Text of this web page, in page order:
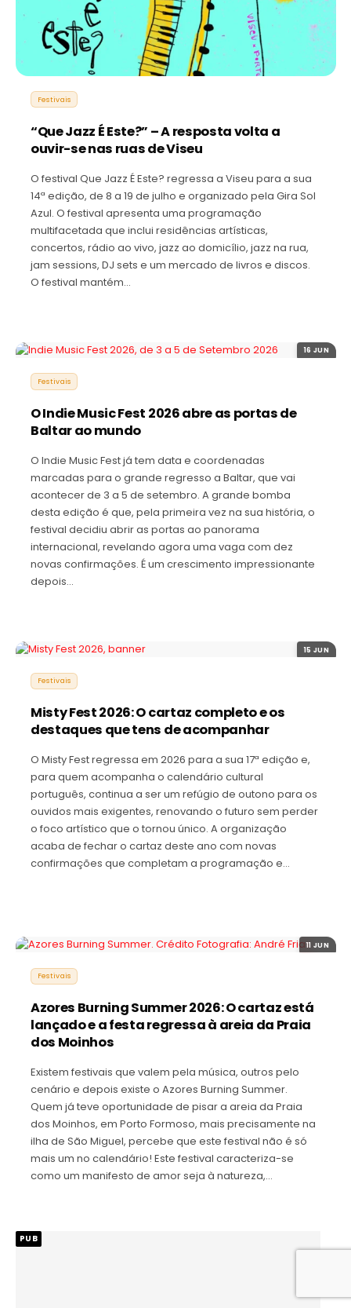
Festivais
“Que Jazz É Este?” – A resposta volta a
ouvir-se nas ruas de Viseu
O festival Que Jazz É Este? regressa a Viseu para a sua
14ª edição, de 8 a 19 de julho e organizado pela Gira Sol
Azul. O festival apresenta uma programação
multifacetada que inclui residências artísticas,
concertos, rádio ao vivo, jazz ao domicílio, jazz na rua,
jam sessions, DJ sets e um mercado de livros e discos.
O festival mantém…
16 JUN
Festivais
O Indie Music Fest 2026 abre as portas de
Baltar ao mundo
O Indie Music Fest já tem data e coordenadas
marcadas para o grande regresso a Baltar, que vai
acontecer de 3 a 5 de setembro. A grande bomba
desta edição é que, pela primeira vez na sua história, o
festival decidiu abrir as portas ao panorama
internacional, revelando agora uma vaga com dez
novas confirmações. É um crescimento impressionante
depois…
15 JUN
Festivais
Misty Fest 2026: O cartaz completo e os
destaques que tens de acompanhar
O Misty Fest regressa em 2026 para a sua 17ª edição e,
para quem acompanha o calendário cultural
português, continua a ser um refúgio de outono para os
ouvidos mais exigentes, renovando o futuro sem perder
o foco artístico que o tornou único. A organização
acaba de fechar o cartaz deste ano com novas
confirmações que completam a programação e…
11 JUN
Festivais
Azores Burning Summer 2026: O cartaz está
lançado e a festa regressa à areia da Praia
dos Moinhos
Existem festivais que valem pela música, outros pelo
cenário e depois existe o Azores Burning Summer.
Quem já teve oportunidade de pisar a areia da Praia
dos Moinhos, em Porto Formoso, mais precisamente na
ilha de São Miguel, percebe que este festival não é só
mais um no calendário! Este festival caracteriza-se
como um manifesto de amor seja à natureza,…
PUB